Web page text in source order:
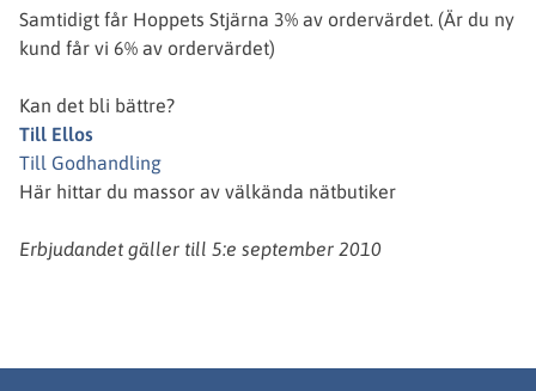
Samtidigt får Hoppets Stjärna 3% av ordervärdet. (Är du ny
kund får vi 6% av ordervärdet)
Kan det bli bättre?
Till Ellos
Till Godhandling
Här hittar du massor av välkända nätbutiker
Erbjudandet gäller till 5:e september 2010